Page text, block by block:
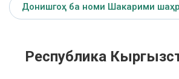
Донишгоҳ ба номи Шакарими
Республика